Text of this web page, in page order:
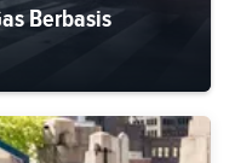
Berbasis